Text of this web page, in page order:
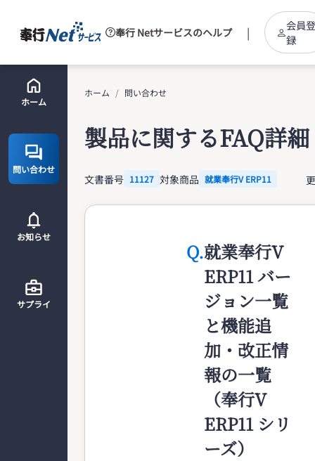
奉行 Netサービスのヘルプ |
会員
録
ホーム
問い合わせ
お知らせ
サプライ
ホーム 問い合わせ
製品に関するFAQ詳細
文書番号 11127 対象商品 就業奉行V ERP11
Q.就業奉行V
ERP11 バー
ジョン一覧
と機能追
加・改正情
報の一覧
（奉行V
ERP11 シリ
ーズ）